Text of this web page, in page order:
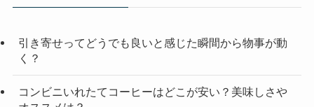
引き寄せってどうでも良いと感じた瞬間から物事が動
く？
コンビニいれたてコーヒーはどこが安い？美味しさや